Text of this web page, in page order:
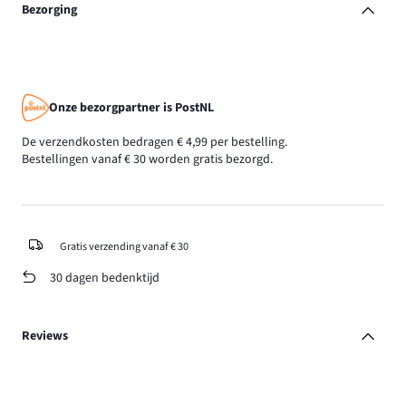
Bezorging
Onze bezorgpartner is PostNL
De verzendkosten bedragen € 4,99 per bestelling.
Bestellingen vanaf € 30 worden gratis bezorgd.
Gratis verzending vanaf € 30
30 dagen bedenktijd
Reviews